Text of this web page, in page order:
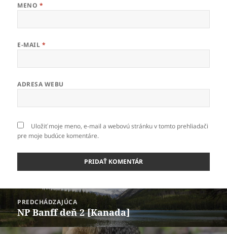
MENO *
E-MAIL *
ADRESA WEBU
Uložiť moje meno, e-mail a webovú stránku v tomto prehliadači
pre moje budúce komentáre.
článku
PREDCHÁDZAJÚCA
Predchádzajúci
článok:
NP Banff deň 2 [Kanada]